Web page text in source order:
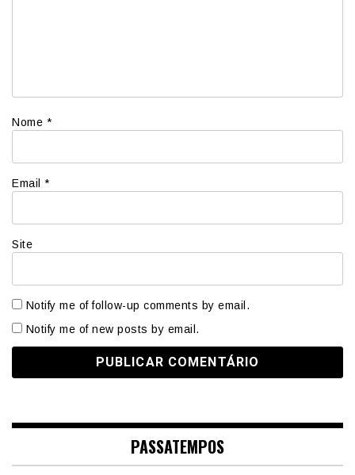
Nome *
Email *
Site
Notify me of follow-up comments by email.
Notify me of new posts by email.
PASSATEMPOS